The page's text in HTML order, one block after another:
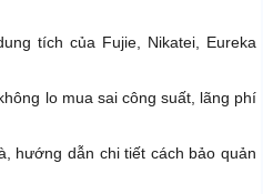
tích của Fujie, Nikatei, Eureka
lo mua sai công suất, lãng phí
hướng dẫn chi tiết cách bảo quản